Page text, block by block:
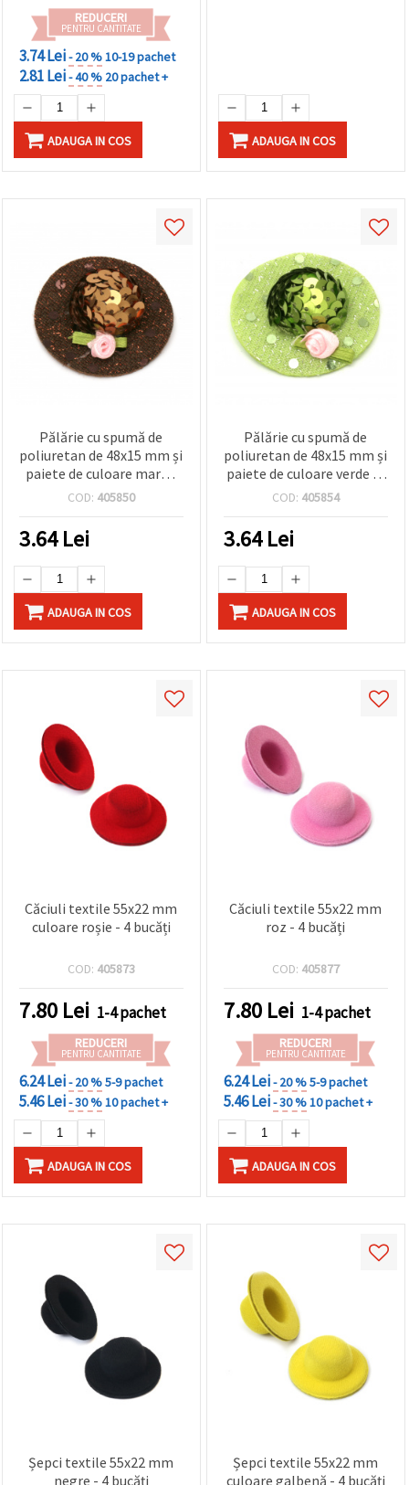
REDUCERI
PENTRU CANTITATE
3.74 Lei- 20 %10-19 pachet
2.81 Lei- 40 % 20 pachet +
ADAUGA IN COS ADAUGA IN COS
Pălărie cu spumă de
poliuretan de 48x15 mm și
paiete de culoare maron
-2 bucăți
COD: 405850
3.64Lei
ADAUGA IN COS
Pălărie cu spumă de
poliuretan de 48x15 mm și
paiete de culoare verde -2
bucăți
COD: 405854
3.64Lei
ADAUGA IN COS
Căciuli textile 55x22 mm
culoare roșie - 4 bucăți
COD: 405873
7.80 Lei 1-4 pachet
REDUCERI
PENTRU CANTITATE
6.24 Lei- 20 %5-9 pachet
5.46 Lei- 30 %10 pachet +
ADAUGA IN COS
Căciuli textile 55x22 mm
roz - 4 bucăți
COD: 405877
7.80 Lei 1-4 pachet
REDUCERI
PENTRU CANTITATE
6.24 Lei- 20 %5-9 pachet
5.46 Lei- 30 %10 pachet +
ADAUGA IN COS
Șepci textile 55x22 mm
negre - 4 bucăți
Șepci textile 55x22 mm
culoare galbenă - 4 bucăți